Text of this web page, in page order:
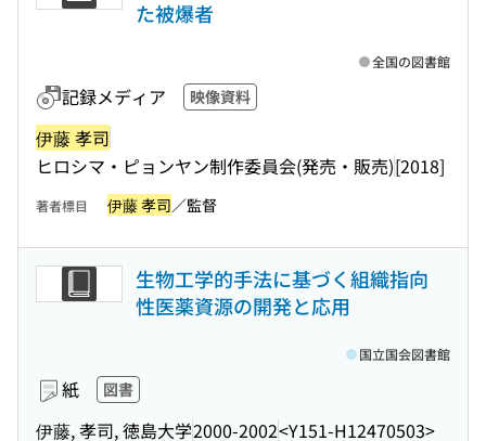
た被爆者
記録メディア 映像資料
伊藤 孝司
ヒロシマ・ピョンヤン制作委員会(発売・販売)[2018]
全国の図書館
著者標目 伊藤 孝司／監督
生物工学的手法に基づく組織指向
性医薬資源の開発と応用
紙 図書
伊藤, 孝司, 徳島大学2000-2002<Y151-H12470503>
国立国会図書館